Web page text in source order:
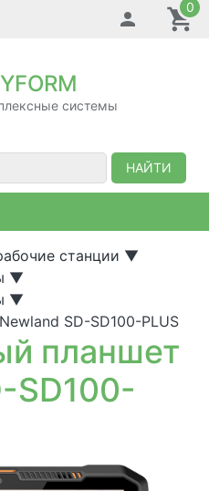
0
системы
НАЙТИ
станции ▼
▼
▼
SD-SD100-PLUS
планшет
SD100-